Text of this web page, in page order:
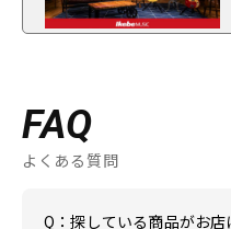
FAQ
よくある質問
Q：探している商品がお